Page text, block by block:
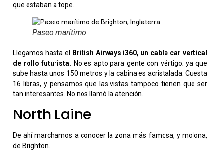
que estaban a tope.
Paseo marítimo
Llegamos hasta el
British Airways i360, un cable car vertical
de rollo futurista. No es apto para gente con vértigo, ya que
sube hasta unos 150 metros y la cabina es acristalada. Cuesta
16 libras, y pensamos que las vistas tampoco tienen que ser
tan interesantes. No nos llamó la atención.
North Laine
De ahí marchamos a conocer la zona más famosa, y molona,
de Brighton.